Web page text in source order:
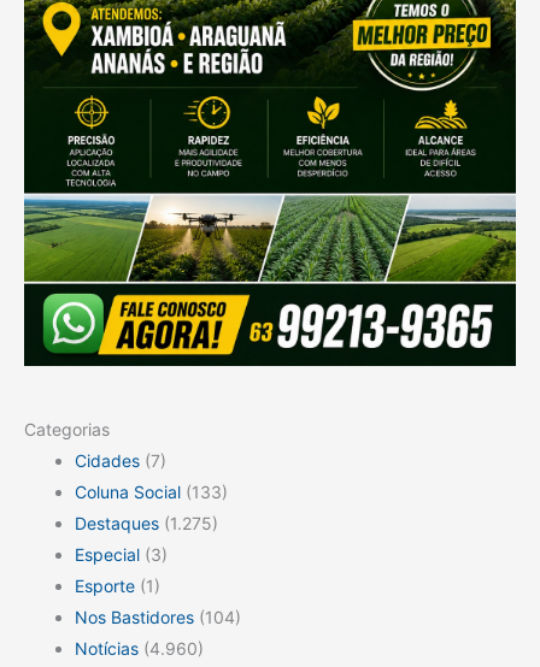
Categorias
Cidades (7)
Coluna Social (133)
Destaques (1.275)
Especial (3)
Esporte (1)
Nos Bastidores (104)
Notícias (4.960)